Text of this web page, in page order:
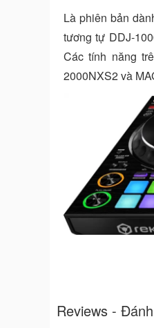
Là phiên bản
tương tự DDJ-
Các tính năng
2000NXS2 và
Bạn có thể thoải
nhấn, dẫn dắt
Reviews -